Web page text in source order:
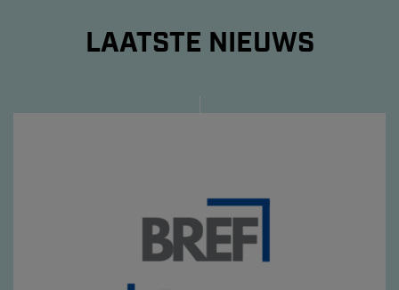
LAATSTE NIEUWS